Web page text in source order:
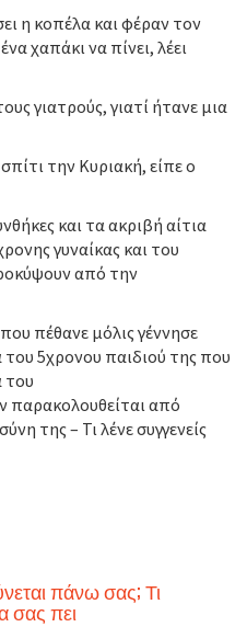
η κοπέλα και φέραν τον
χαπάκι να πίνει, λέει
γιατρούς, γιατί ήτανε μια
την Κυριακή, είπε ο
και τα ακριβή αίτια
γυναίκας και του
από την
πέθανε μόλις γέννησε
του 5χρονου παιδιού της που
του
παρακολουθείται από
της – Τι λένε συγγενείς
πάνω σας; Τι
σας πει